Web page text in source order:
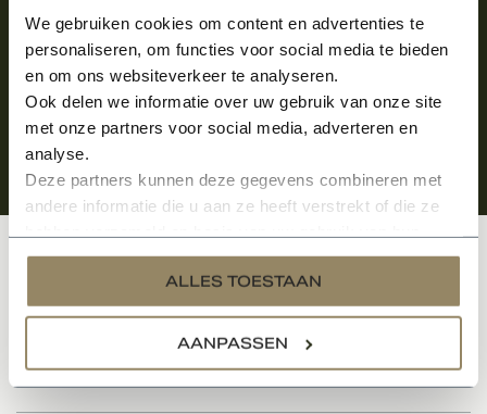
We gebruiken cookies om content en advertenties te
personaliseren, om functies voor social media te bieden
en om ons websiteverkeer te analyseren.
Ook delen we informatie over uw gebruik van onze site
met onze partners voor social media, adverteren en
analyse.
Deze partners kunnen deze gegevens combineren met
andere informatie die u aan ze heeft verstrekt of die ze
services.
ALLES TOESTAAN
AANPASSEN
Klantenservice
Categorieën